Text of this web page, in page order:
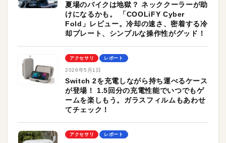
夏場のバイクは地獄？ ネッククーラーが助
けになるかも。 「COOLiFY Cyber
Fold」レビュー。冷却の速さ、密着する冷
却プレート、シンプルな操作性がグッド！
アクセサリ レポート
2026年5月1日
Switch 2を充電しながら持ち運べるケース
が登場！ 1.5回分の充電性能でいつでもゲ
ームを楽しもう。ガラスフィルムもあわせ
てチェック！
アクセサリ レポート